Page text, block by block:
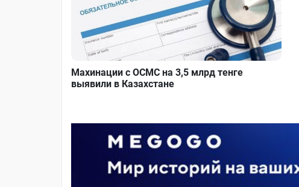
Махинации с ОСМС на 3,5 млрд тенге
выявили в Казахстане